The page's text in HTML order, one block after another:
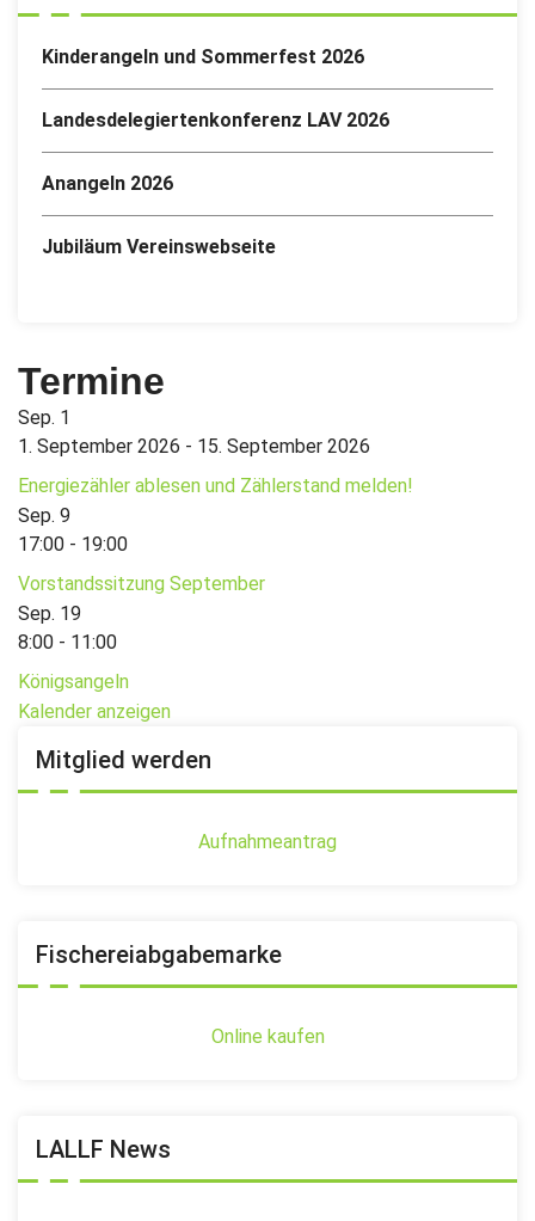
Kinderangeln und Sommerfest 2026
Landesdelegiertenkonferenz LAV 2026
Anangeln 2026
Jubiläum Vereinswebseite
Termine
Sep. 1
1. September 2026 - 15. September 2026
Energiezähler ablesen und Zählerstand melden!
Sep. 9
17:00 - 19:00
Vorstandssitzung September
Sep. 19
8:00 - 11:00
Königsangeln
Kalender anzeigen
Mitglied werden
Aufnahmeantrag
Fischereiabgabemarke
Online kaufen
LALLF News